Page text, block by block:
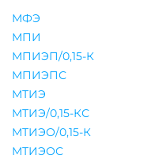
МФЭ
МПИ
МПИЭП/0,15-К
МПИЭПС
МТИЭ
МТИЭ/0,15-КС
МТИЭО/0,15-К
МТИЭОС